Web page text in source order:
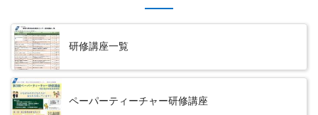
研修講座一覧
ペーパーティーチャー研修講座